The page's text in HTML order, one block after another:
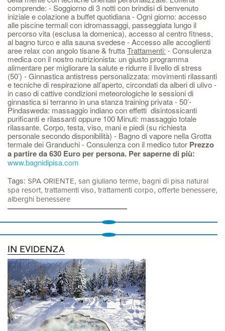
comprende: - Soggiorno di 3 notti con brindisi di benvenuto
iniziale e colazione a buffet quotidiana - Ogni giorno: accesso
alle piscine termali con idromassaggi, passeggiata lungo il
percorso vita (esclusa la domenica), accesso al centro fitness,
al bagno turco e alla sauna svedese - Accesso alle accoglienti
aree relax con angolo tisane & fruttaTrattamenti: - Consulenza
medica con il nostro nutrizionista: un giusto programma
alimentare per migliorare la salute e ridurre il livello di stress
(50’) - Ginnastica antistress personalizzata: movimenti rilassanti
e tecniche di respirazione all’aperto, circondati da alberi di ulivo -
in caso di cattive condizioni meteorologiche le sessioni di
ginnastica si terranno in una stanza training privata - 50’-
Pindasweda: massaggio indiano con effetti disintossicanti
purificanti e rilassanti oppure 100 Minuti: massaggio totale
rilassante. Corpo, testa, viso, mani e piedi (su richiesta
personale secondo disponibilità) - Bagno di vapore nella Grotta
termale dei Granduchi - Consulenza con il medico tutor Prezzo
a partire da 630 Euro per persona. Per saperne di più:
www.bagnidipisa.com
Tags: SPA ORIENTE, san giuliano terme, bagni di pisa natural
spa resort, trattamenti viso, trattamenti corpo, offerte benessere,
alberghi benessere
IN EVIDENZA